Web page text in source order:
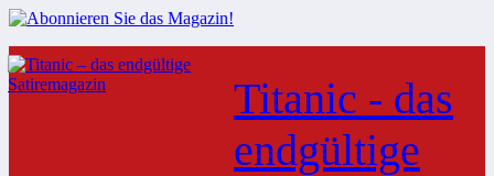
Zum
Inhalt
springen
Titanic - das
endgültige